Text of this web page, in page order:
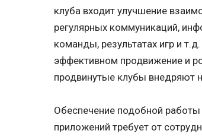
клуба входит улучшение
регулярных коммуникаций,
команды, результатах игр и
эффективном продвижение и
продвинутые клубы внедряют
Обеспечение подобной
приложений требует от